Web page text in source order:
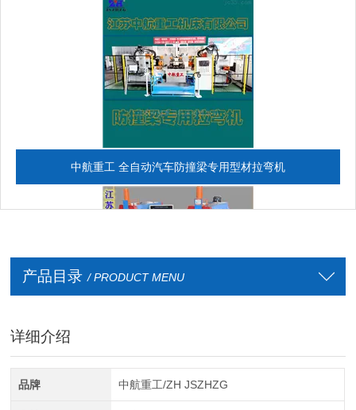
中航重工 全自动汽车防撞梁专用型材拉弯机
全自动CAD导图滚弯机
产品目录 / PRODUCT MENU
详细介绍
品牌 中航重工/ZH JSZHZG